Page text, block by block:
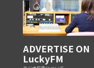
ADVERTISE ON
LuckyFM